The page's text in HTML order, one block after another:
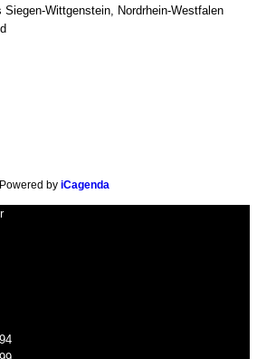
Siegen-Wittgenstein, Nordrhein-Westfalen
Powered by iCagenda